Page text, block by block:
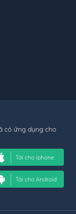
có ứng dụng cho
Tải cho iphone
Tải cho Android